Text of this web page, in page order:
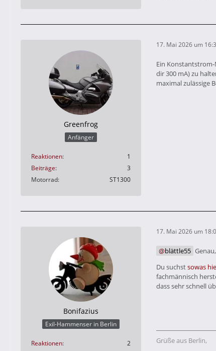
Greenfrog
Anfänger
Reaktionen
1
Beiträge
3
Motorrad
ST1300
17. Mai 2026 um
Ein
dir 300 mA) zu
maximal zulässige
Bonifazius
Exil-Hammenser in Berlin
Reaktionen
2
17. Mai 2026 um
blättle55
Du suchstsowas
fachmännisch
dass sehr schnell
Grüße aus Berlin,